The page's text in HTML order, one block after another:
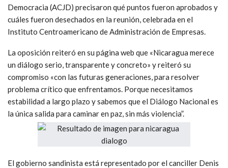
Democracia (ACJD) precisaron qué puntos fueron aprobados y
cuáles fueron desechados en la reunión, celebrada en el
Instituto Centroamericano de Administración de Empresas.
​La oposición reiteró en su página web que «Nicaragua merece
un diálogo serio, transparente y concreto» y reiteró su
compromiso «con las futuras generaciones, para resolver
problema crítico que enfrentamos. Porque necesitamos
estabilidad a largo plazo y sabemos que el Diálogo Nacional es
la única salida para caminar en paz, sin más violencia”.
El gobierno sandinista está representado por el canciller Denis